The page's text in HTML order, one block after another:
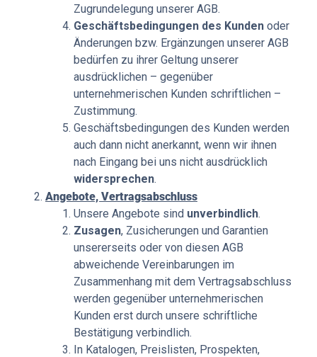
Zugrundelegung unserer AGB.
Geschäftsbedingungen des Kunden oder
Änderungen bzw. Ergänzungen unserer AGB
bedürfen zu ihrer Geltung unserer
ausdrücklichen – gegenüber
unternehmerischen Kunden schriftlichen –
Zustimmung.
Geschäftsbedingungen des Kunden werden
auch dann nicht anerkannt, wenn wir ihnen
nach Eingang bei uns nicht ausdrücklich
widersprechen.
Angebote, Vertragsabschluss
Unsere Angebote sind unverbindlich.
Zusagen, Zusicherungen und Garantien
unsererseits oder von diesen AGB
abweichende Vereinbarungen im
Zusammenhang mit dem Vertragsabschluss
werden gegenüber unternehmerischen
Kunden erst durch unsere schriftliche
Bestätigung verbindlich.
In Katalogen, Preislisten, Prospekten,